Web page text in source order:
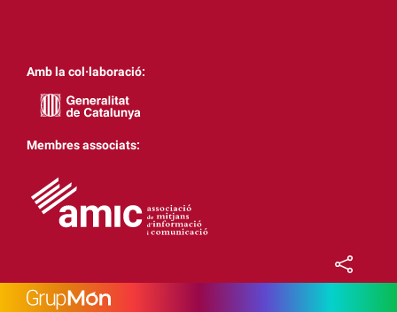
Amb la col·laboració:
Membres associats: